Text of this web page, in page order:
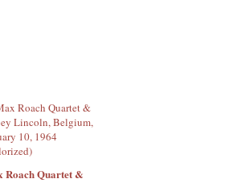
Roach Quartet &